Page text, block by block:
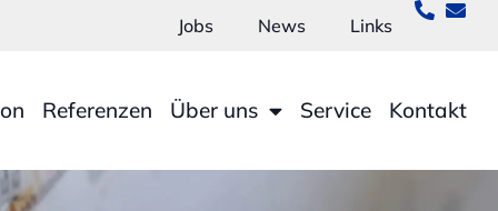
Jobs News Links
Referenzen Über uns Service Kontakt